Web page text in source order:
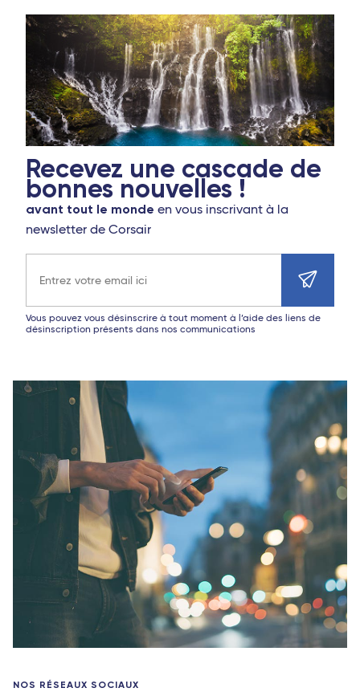
Recevez une cascade de
bonnes nouvelles !
avant tout le monde en vous inscrivant à la
newsletter de Corsair
Vous pouvez vous désinscrire à tout moment à l’aide des liens de
désinscription présents dans nos communications
NOS RÉSEAUX SOCIAUX